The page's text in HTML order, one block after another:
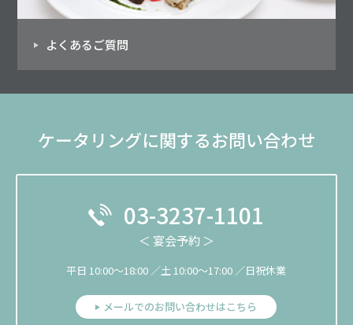
よくあるご質問
ケータリングに関するお問い合わせ
03-3237-1101
＜ 宴会予約 ＞
平日 10:00～18:00 ／土 10:00～17:00 ／日祝休業
メールでのお問い合わせはこちら